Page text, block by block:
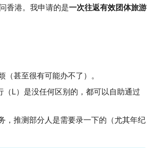
香港。我申请的是一次往返有效团体旅游
甚至很有可能办不了）。
L）是没任何区别的，都可以自助通过
，推测部分人是需要录一下的（尤其年纪